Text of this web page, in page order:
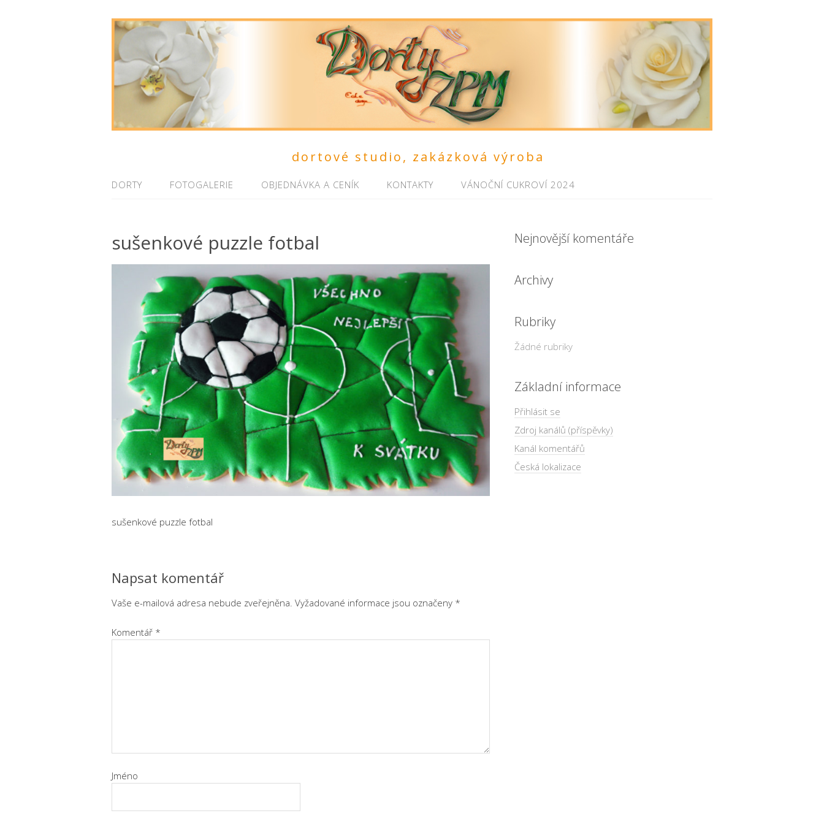
dortové studio, zakázková výroba
DORTY FOTOGALERIE OBJEDNÁVKA A CENÍK KONTAKTY VÁNOČNÍ CUKROVÍ 2024
sušenkové puzzle fotbal
sušenkové puzzle fotbal
Napsat komentář
Vaše e-mailová adresa nebude zveřejněna. Vyžadované informace jsou označeny *
Komentář *
Jméno
Nejnovější komentáře
Archivy
Rubriky
Žádné rubriky
Základní informace
Přihlásit se
Zdroj kanálů (příspěvky)
Kanál komentářů
Česká lokalizace